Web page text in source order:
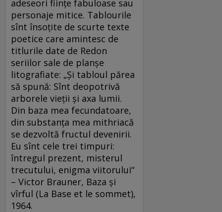
adeseori ființe fabuloase sau
personaje mitice. Tablourile
sînt însoțite de scurte texte
poetice care amintesc de
titlurile date de Redon
seriilor sale de planșe
litografiate: „Și tabloul părea
să spună: Sînt deopotrivă
arborele vieții și axa lumii.
Din baza mea fecundatoare,
din substanța mea mithriacă
se dezvoltă fructul devenirii.
Eu sînt cele trei timpuri:
întregul prezent, misterul
trecutului, enigma viitorului“
– Victor Brauner, Baza și
vîrful (La Base et le sommet),
1964.